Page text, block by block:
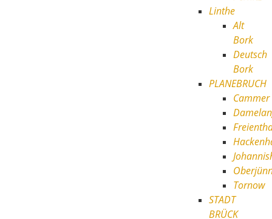
Linthe
Alt
Bork
Deutsch
Bork
PLANEBRUCH
Cammer
Tornow
STADT
BRÜCK